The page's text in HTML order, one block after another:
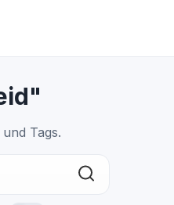
Tags.